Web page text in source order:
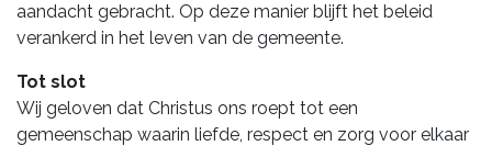
aandacht gebracht. Op deze manier blijft het beleid
verankerd in het leven van de gemeente.
Tot slot
Wij geloven dat Christus ons roept tot een
gemeenschap waarin liefde, respect en zorg voor elkaar